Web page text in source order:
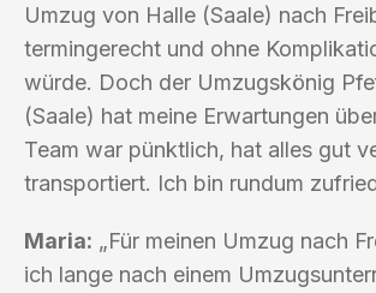
Umzug von Halle (Saale) nach
termingerecht und ohne
würde. Doch der Umzugskönig
(Saale) hat meine Erwartungen
Team war pünktlich, hat alles gut
transportiert. Ich bin rundum
Maria: „Für meinen Umzug nach
ich lange nach einem